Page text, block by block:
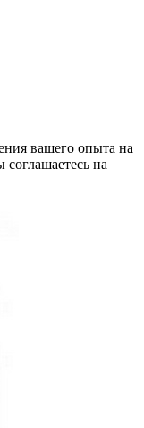
вашего опыта на
на